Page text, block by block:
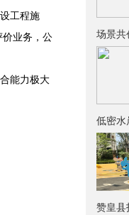
工程施
业务，公
能力极大
场景
低密水
赞皇